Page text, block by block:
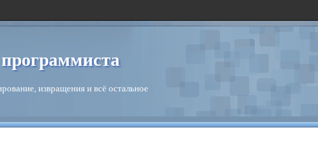
извращения и всё остальное